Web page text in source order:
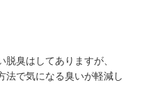
臭はしてありますが、
法で気になる臭いが軽減し